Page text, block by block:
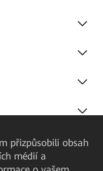
přizpůsobili obsah
médií a